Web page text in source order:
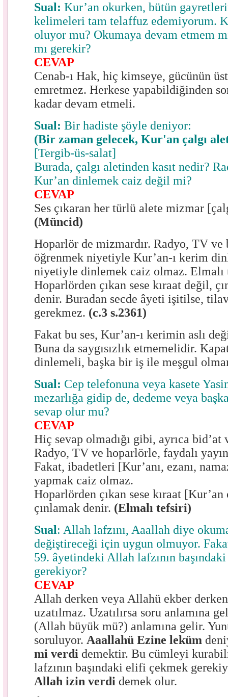
Sual: Kur’an okurken, bütün
kelimeleri tam telaffuz edemiyorum.
oluyor mu? Okumaya devam etmem
mı gerekir?
CEVAP
Cenab-ı Hak, hiç kimseye, gücünün
emretmez. Herkese yapabildiğinden
kadar devam etmeli.
Sual: Bir hadiste şöyle deniyor:
(Bir zaman gelecek, Kur'an çalgı
[Tergib-üs-salat]
Burada, çalgı aletinden kasıt nedir?
Kur’an dinlemek caiz değil mi?
CEVAP
Ses çıkaran her türlü alete mizmar
(Müncid)
Hoparlör de mizmardır. Radyo, TV ve
öğrenmek niyetiyle Kur’an-ı kerim
niyetiyle dinlemek caiz olmaz.
Hoparlörden çıkan sese kıraat değil,
denir. Buradan secde âyeti işitilse,
gerekmez. (c.3 s.2361)
Fakat bu ses, Kur’an-ı kerimin aslı
Buna da saygısızlık etmemelidir.
dinlemeli, başka bir iş ile meşgul
Sual: Cep telefonuna veya kasete
mezarlığa gidip de, dedeme veya
sevap olur mu?
CEVAP
Hiç sevap olmadığı gibi, ayrıca
Radyo, TV ve hoparlörle, faydalı
Fakat, ibadetleri [Kur’anı, ezanı,
yapmak caiz olmaz.
Hoparlörden çıkan sese kıraat
çınlamak denir. (Elmalı tefsiri)
Sual: Allah lafzını, Aaallah diye
değiştireceği için uygun olmuyor.
59. âyetindeki Allah lafzının
gerekiyor?
CEVAP
Allah derken veya Allahü ekber
uzatılmaz. Uzatılırsa soru anlamına
(Allah büyük mü?) anlamına gelir.
soruluyor. Aaallahü Ezine leküm
mi verdi demektir. Bu cümleyi
lafzının başındaki elifi çekmek
Allah izin verdi demek olur.